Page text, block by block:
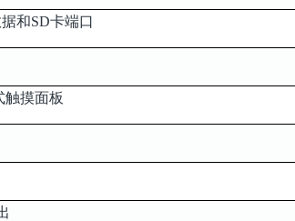
和SD卡端口
触摸面板